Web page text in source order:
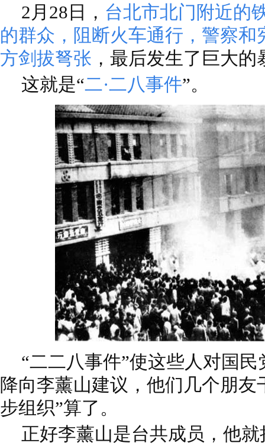
2月28日， 台北市北门附近的
的群众，阻断火车通行，警察
方剑拔弩张 ，最后发生了巨大的
这就是“二·二八事件”。
“二二八事件”使这些人对国
降向李薰山建议，他们几个朋友
步组织”算了。
正好李薰山是台共成员，他